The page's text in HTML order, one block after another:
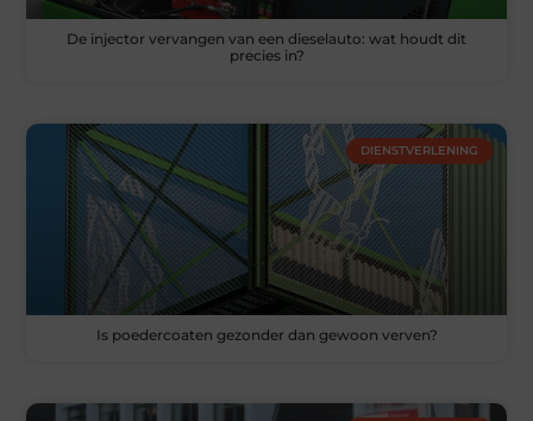
De injector vervangen van een dieselauto: wat houdt dit
precies in?
DIENSTVERLENING
Is poedercoaten gezonder dan gewoon verven?